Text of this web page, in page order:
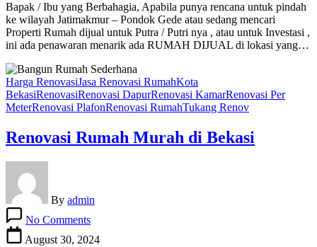
Pondok
Gede
Bapak / Ibu yang Berbahagia, Apabila punya rencana untuk pindah
ke wilayah Jatimakmur – Pondok Gede atau sedang mencari
Properti Rumah dijual untuk Putra / Putri nya , atau untuk Investasi ,
ini ada penawaran menarik ada RUMAH DIJUAL di lokasi yang…
Harga RenovasiJasa Renovasi RumahKota
BekasiRenovasiRenovasi DapurRenovasi KamarRenovasi Per
MeterRenovasi PlafonRenovasi RumahTukang Renov
Renovasi Rumah Murah di Bekasi
By admin
No CommentsRenovasi
Rumah
August 30, 2024